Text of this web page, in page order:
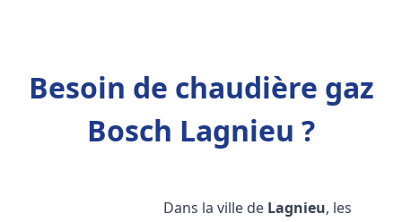
Besoin de chaudière gaz
Bosch Lagnieu ?
Dans la ville de Lagnieu, les